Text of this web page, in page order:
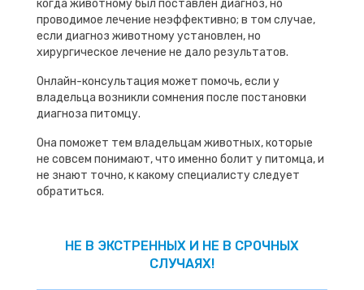
когда животному был поставлен диагноз, но
проводимое лечение неэффективно; в том случае,
если диагноз животному установлен, но
хирургическое лечение не дало результатов.
Онлайн-консультация может помочь, если у
владельца возникли сомнения после постановки
диагноза питомцу.
Она поможет тем владельцам животных, которые
не совсем понимают, что именно болит у питомца, и
не знают точно, к какому специалисту следует
обратиться.
НЕ В ЭКСТРЕННЫХ И НЕ В СРОЧНЫХ
СЛУЧАЯХ!